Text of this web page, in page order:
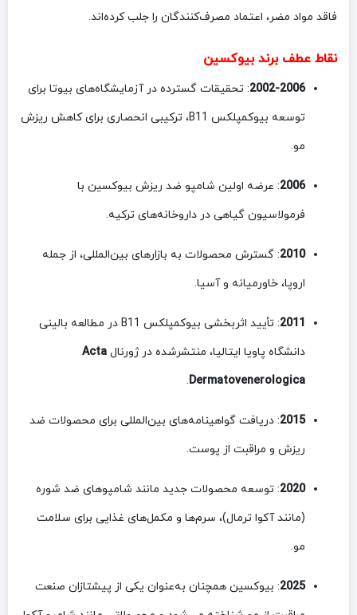
فاقد مواد مضر، اعتماد مصرف‌کنندگان را جلب کرده‌اند.
نقاط عطف برند بیوکسین
2002-2006: تحقیقات گسترده در آزمایشگاه‌های بیوتا برای
توسعه بیوکمپلکس B11، ترکیبی انحصاری برای کاهش ریزش
مو.
2006: عرضه اولین شامپو ضد ریزش بیوکسین با
فرمولاسیون گیاهی در داروخانه‌های ترکیه.
2010: گسترش محصولات به بازارهای بین‌المللی، از جمله
اروپا، خاورمیانه و آسیا.
2011
: تأیید اثربخشی بیوکمپلکس B11 در مطالعه بالینی
دانشگاه پاویا ایتالیا، منتشرشده در ژورنال Acta
Dermatovenerologica
.
2015: دریافت گواهینامه‌های بین‌المللی برای محصولات ضد
ریزش و مراقبت از پوست.
2020: توسعه محصولات جدید مانند شامپوهای ضد شوره
(مانند آکوا ترمال)، سرم‌ها و مکمل‌های غذایی برای سلامت
مو.
2025: بیوکسین همچنان به‌عنوان یکی از پیشتازان صنعت